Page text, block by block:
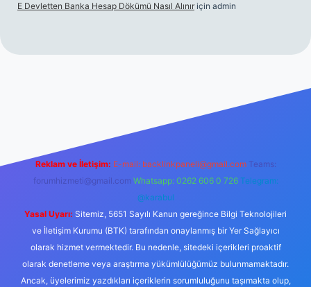
E Devletten Banka Hesap Dökümü Nasıl Alınır için admin
Reklam ve İletişim: E-mail: backlinkpaneli@gmail.com Teams:
forumhizmeti@gmail.com Whatsapp: 0262 606 0 726 Telegram:
@karabul
Yasal Uyarı: Sitemiz, 5651 Sayılı Kanun gereğince Bilgi Teknolojileri
ve İletişim Kurumu (BTK) tarafından onaylanmış bir Yer Sağlayıcı
olarak hizmet vermektedir. Bu nedenle, sitedeki içerikleri proaktif
olarak denetleme veya araştırma yükümlülüğümüz bulunmamaktadır.
Ancak, üyelerimiz yazdıkları içeriklerin sorumluluğunu taşımakta olup,